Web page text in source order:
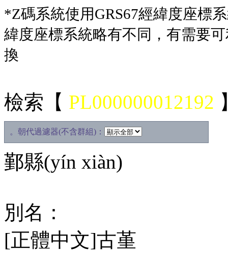
*Z碼系統使用GRS67經緯度座標
緯度座標系統略有不同，有需要
換
檢索【 PL000000012192
。朝代過濾器(不含群組)：
鄞縣(yín xiàn)
別名：
[正體中文]古堇